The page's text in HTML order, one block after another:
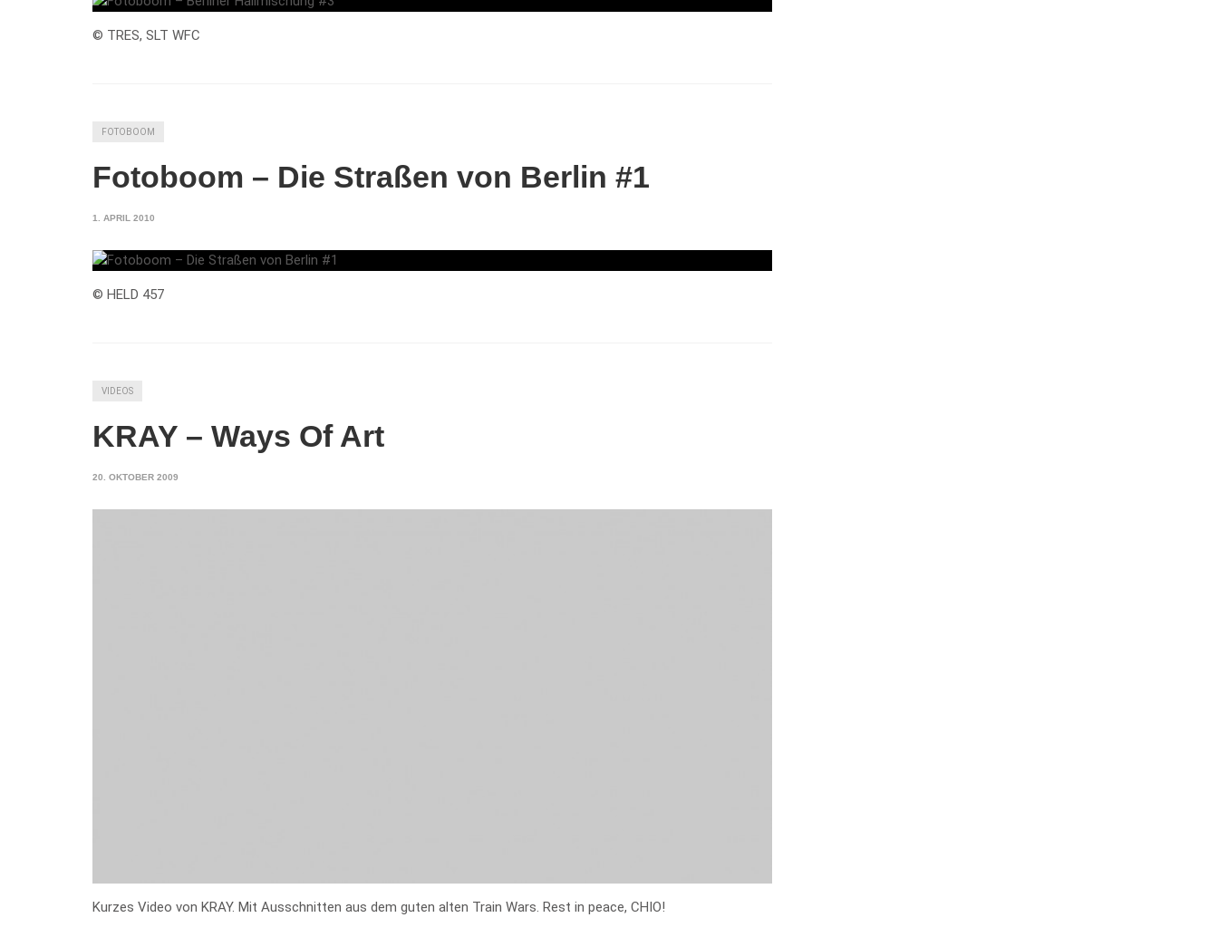
© TRES, SLT WFC
FOTOBOOM
Fotoboom – Die Straßen von Berlin #1
1. APRIL 2010
© HELD 457
VIDEOS
KRAY – Ways Of Art
20. OKTOBER 2009
Kurzes Video von KRAY. Mit Ausschnitten aus dem guten alten Train Wars. Rest in peace, CHIO!